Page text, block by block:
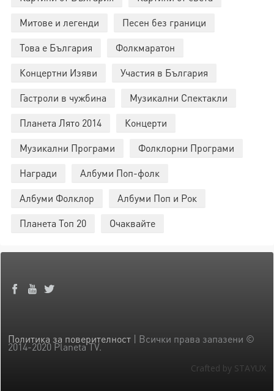
Митове и легенди
Песен без граници
Това е България
Фолкмаратон
Концертни Изяви
Участия в България
Гастроли в чужбина
Музикални Спектакли
Планета Лято 2014
Концерти
Музикални Програми
Фолклорни Програми
Награди
Албуми Поп-фолк
Албуми Фолклор
Албуми Поп и Рок
Планета Топ 20
Очаквайте
Политика за поверителност | Всички права запазени ©
2014-2020 Planeta TV.
Crafted by STAYUX